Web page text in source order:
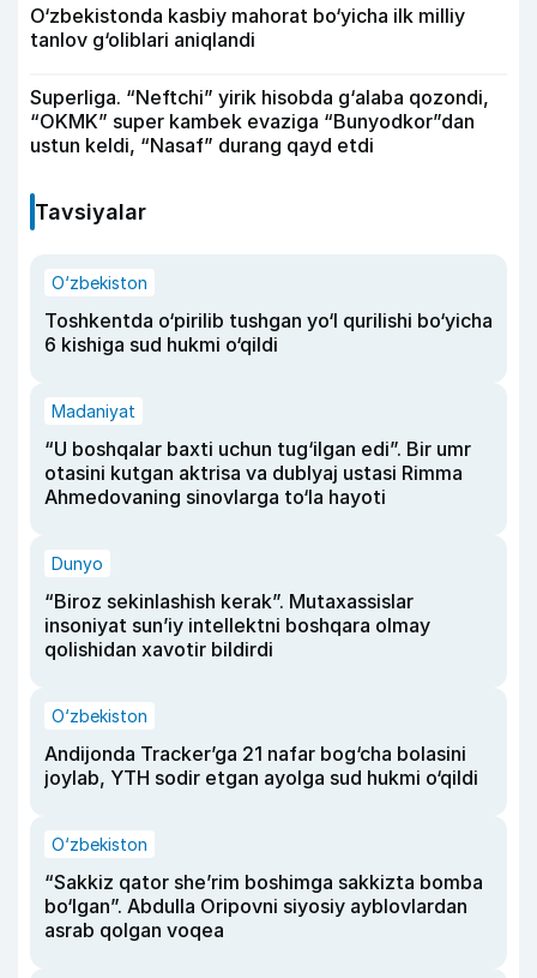
O‘zbekistonda kasbiy mahorat bo‘yicha ilk milliy
tanlov g‘oliblari aniqlandi
Superliga. “Neftchi” yirik hisobda g‘alaba qozondi,
“OKMK” super kambek evaziga “Bunyodkor”dan
ustun keldi, “Nasaf” durang qayd etdi
Tavsiyalar
O‘zbekiston
Toshkentda o‘pirilib tushgan yo‘l qurilishi bo‘yicha
6 kishiga sud hukmi o‘qildi
Madaniyat
“U boshqalar baxti uchun tug‘ilgan edi”. Bir umr
otasini kutgan aktrisa va dublyaj ustasi Rimma
Ahmedovaning sinovlarga to‘la hayoti
Dunyo
“Biroz sekinlashish kerak”. Mutaxassislar
insoniyat sun’iy intellektni boshqara olmay
qolishidan xavotir bildirdi
O‘zbekiston
Andijonda Tracker’ga 21 nafar bog‘cha bolasini
joylab, YTH sodir etgan ayolga sud hukmi o‘qildi
O‘zbekiston
“Sakkiz qator she’rim boshimga sakkizta bomba
bo‘lgan”. Abdulla Oripovni siyosiy ayblovlardan
asrab qolgan voqea